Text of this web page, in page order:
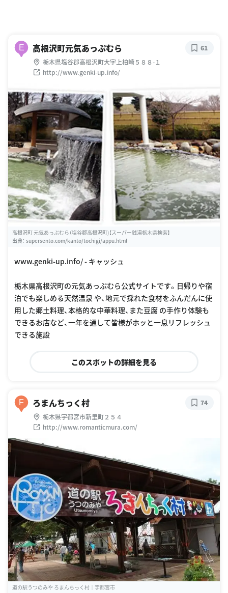
E 高根沢町元気あっぷむら
栃木県塩谷郡高根沢町大字上柏崎５８８-１
http://www.genki-up.info/
61
高根沢町 元気あっぷむら（塩谷郡高根沢町)【スーパー銭湯栃木県検索】
出典： supersento.com/kanto/tochigi/appu.html
www.genki-up.info/ - キャッシュ
栃木県高根沢町の元気あっぷむら公式サイトです。日帰りや宿
泊でも楽しめる天然温泉 や、地元で採れた食材をふんだんに使
用した郷土料理、本格的な中華料理、また豆腐 の手作り体験も
できるお店など、一年を通して皆様がホッと一息リフレッシュ
できる施設
このスポットの詳細を見る
F ろまんちっく村
栃木県宇都宮市新里町２５４
http://www.romanticmura.com/
74
道の駅うつのみや ろまんちっく村｜宇都宮市